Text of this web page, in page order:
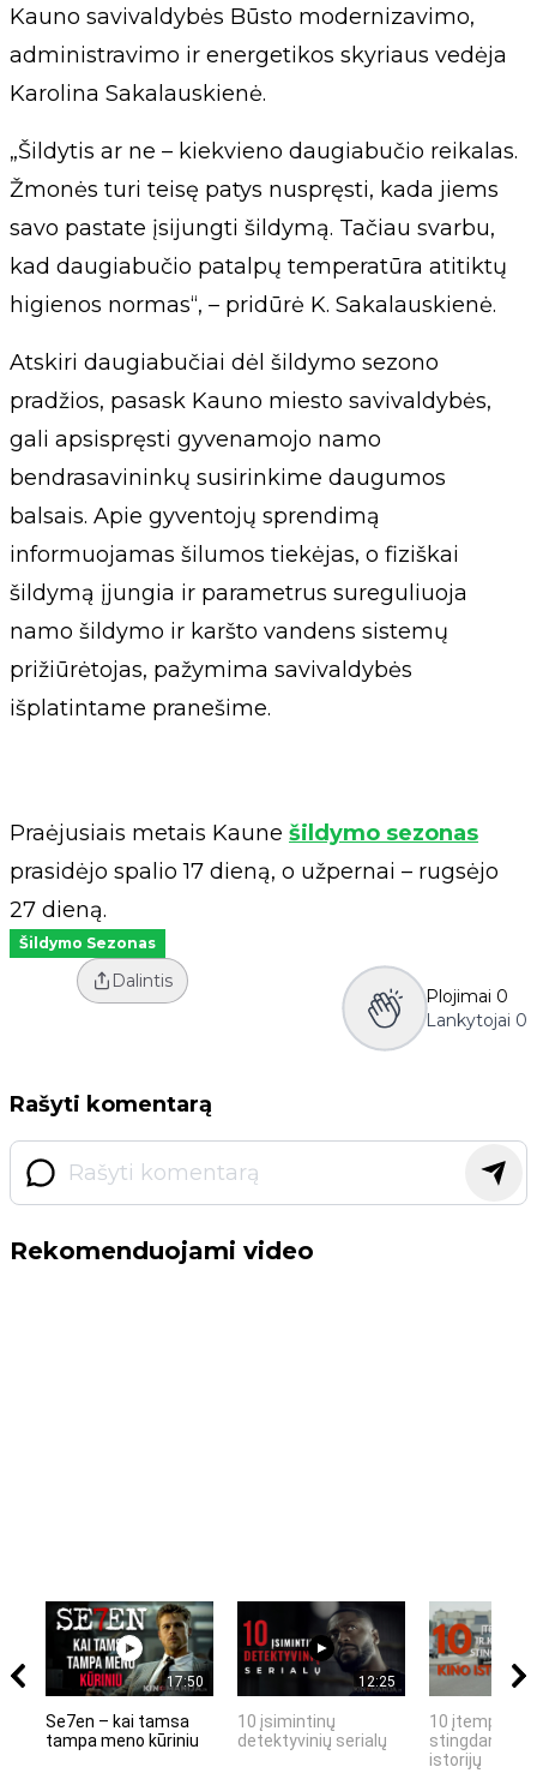
Kauno savivaldybės Būsto modernizavimo,
administravimo ir energetikos skyriaus vedėja
Karolina Sakalauskienė.
„Šildytis ar ne – kiekvieno daugiabučio reikalas.
Žmonės turi teisę patys nuspręsti, kada jiems
savo pastate įsijungti šildymą. Tačiau svarbu,
kad daugiabučio patalpų temperatūra atitiktų
higienos normas“, – pridūrė K. Sakalauskienė.
Atskiri daugiabučiai dėl šildymo sezono
pradžios, pasask Kauno miesto savivaldybės,
gali apsispręsti gyvenamojo namo
bendrasavininkų susirinkime daugumos
balsais. Apie gyventojų sprendimą
informuojamas šilumos tiekėjas, o fiziškai
šildymą įjungia ir parametrus sureguliuoja
namo šildymo ir karšto vandens sistemų
prižiūrėtojas, pažymima savivaldybės
išplatintame pranešime.
Praėjusiais metais Kaune šildymo sezonas
prasidėjo spalio 17 dieną, o užpernai – rugsėjo
27 dieną.
Šildymo Sezonas
Dalintis
Plojimai 0
Lankytojai 0
Rašyti komentarą
Rekomenduojami video
17:50
Se7en – kai tamsa
tampa meno kūriniu
12:25
10 įsimintinų
detektyvinių serialų
10 įtemptų,
stingdančių
istorijų